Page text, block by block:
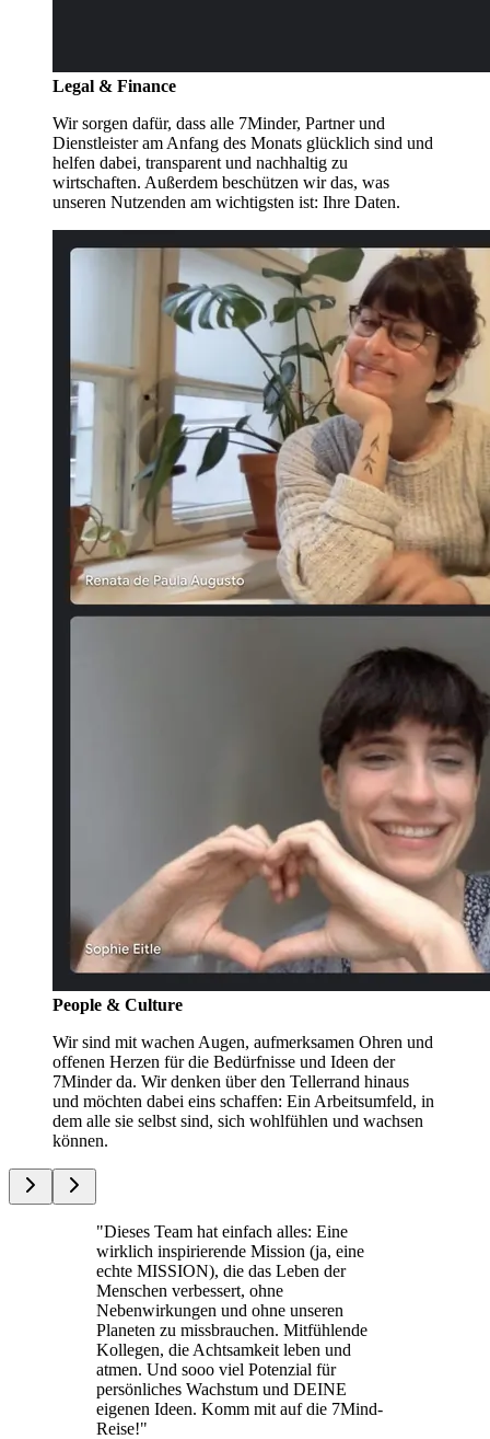
Legal & Finance
Wir sorgen dafür, dass alle 7Minder, Partner und
Dienstleister am Anfang des Monats glücklich sind und
helfen dabei, transparent und nachhaltig zu
wirtschaften. Außerdem beschützen wir das, was
unseren Nutzenden am wichtigsten ist: Ihre Daten.
People & Culture
Wir sind mit wachen Augen, aufmerksamen Ohren und
offenen Herzen für die Bedürfnisse und Ideen der
7Minder da. Wir denken über den Tellerrand hinaus
und möchten dabei eins schaffen: Ein Arbeitsumfeld, in
dem alle sie selbst sind, sich wohlfühlen und wachsen
können.
"Dieses Team hat einfach alles: Eine
wirklich inspirierende Mission (ja, eine
echte MISSION), die das Leben der
Menschen verbessert, ohne
Nebenwirkungen und ohne unseren
Planeten zu missbrauchen. Mitfühlende
Kollegen, die Achtsamkeit leben und
atmen. Und sooo viel Potenzial für
persönliches Wachstum und DEINE
eigenen Ideen. Komm mit auf die 7Mind-
Reise!"